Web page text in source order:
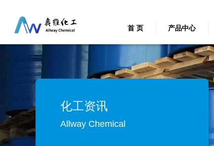
首 页 产品中心
化工资讯
Allway Chemical